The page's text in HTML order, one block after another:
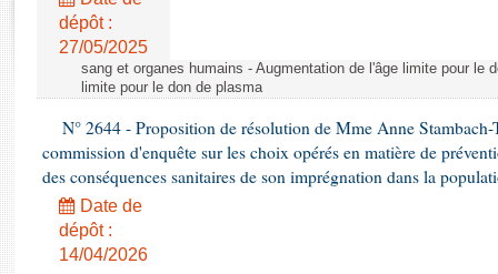
Rapports d'enquête
Rapports législatifs
Baromètre de l’application des lois
Dossiers législatifs
Budget et sécurité sociale
Questions écrites et orales
Comptes rendus des débats
dépôt :
27/05/2025
sang et organes humains - Augmentation de l'âge limite pour le
limite pour le don de plasma
N° 2644 - Proposition de résolution de Mme Anne
commission d'enquête sur les choix opérés en matière de
des conséquences sanitaires de son imprégnation dans la
Date de
dépôt :
14/04/2026